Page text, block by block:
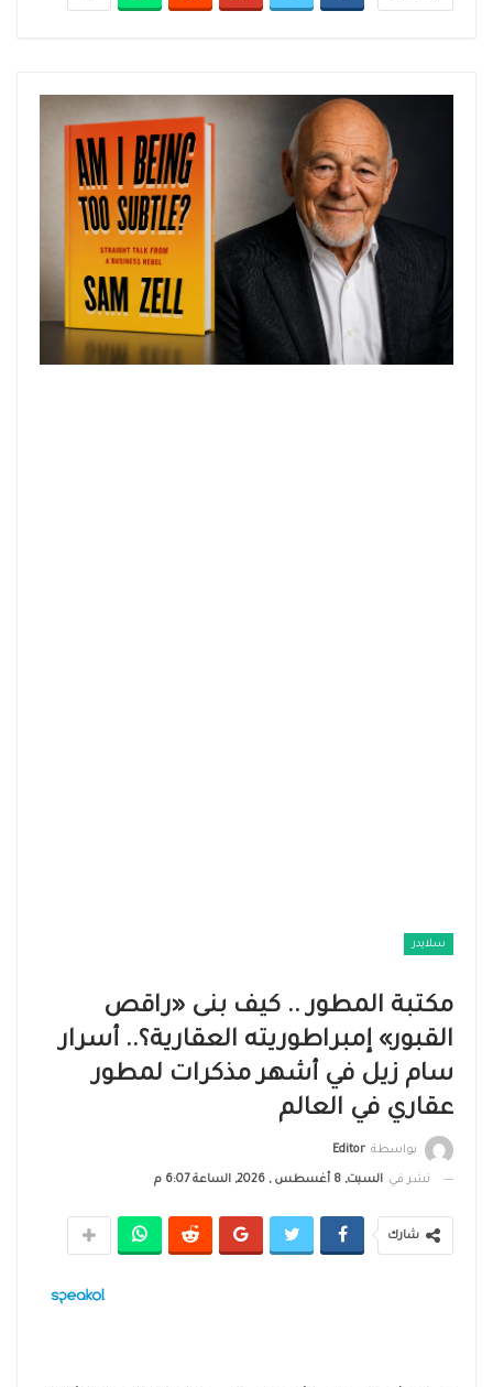
سلايدر
مكتبة المطور .. كيف بنى «راقص
القبور» إمبراطوريته العقارية؟.. أسرار
سام زيل في أشهر مذكرات لمطور
عقاري في العالم
بواسطة Editor
نشر في السبت, 8 أغسطس , 2026, الساعة 6:07 م
شارك